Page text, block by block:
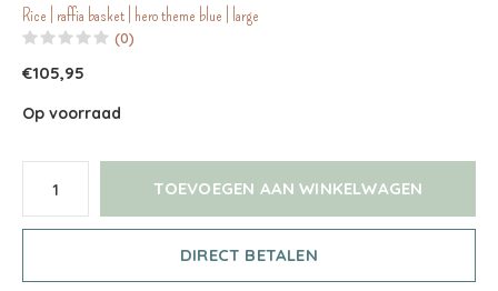
Rice | raffia basket | hero theme blue | large
(0)
€105,95
Op voorraad
TOEVOEGEN AAN WINKELWAGEN
DIRECT BETALEN